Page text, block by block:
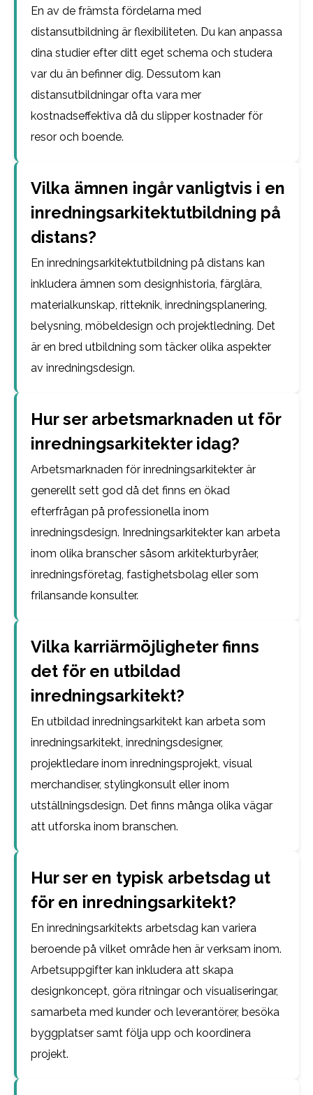
En av de främsta fördelarna med
distansutbildning är flexibiliteten. Du kan anpassa
dina studier efter ditt eget schema och studera
var du än befinner dig. Dessutom kan
distansutbildningar ofta vara mer
kostnadseffektiva då du slipper kostnader för
resor och boende.
Vilka ämnen ingår vanligtvis i en
inredningsarkitektutbildning på
distans?
En inredningsarkitektutbildning på distans kan
inkludera ämnen som designhistoria, färglära,
materialkunskap, ritteknik, inredningsplanering,
belysning, möbeldesign och projektledning. Det
är en bred utbildning som täcker olika aspekter
av inredningsdesign.
Hur ser arbetsmarknaden ut för
inredningsarkitekter idag?
Arbetsmarknaden för inredningsarkitekter är
generellt sett god då det finns en ökad
efterfrågan på professionella inom
inredningsdesign. Inredningsarkitekter kan arbeta
inom olika branscher såsom arkitekturbyråer,
inredningsföretag, fastighetsbolag eller som
frilansande konsulter.
Vilka karriärmöjligheter finns
det för en utbildad
inredningsarkitekt?
En utbildad inredningsarkitekt kan arbeta som
inredningsarkitekt, inredningsdesigner,
projektledare inom inredningsprojekt, visual
merchandiser, stylingkonsult eller inom
utställningsdesign. Det finns många olika vägar
att utforska inom branschen.
Hur ser en typisk arbetsdag ut
för en inredningsarkitekt?
En inredningsarkitekts arbetsdag kan variera
beroende på vilket område hen är verksam inom.
Arbetsuppgifter kan inkludera att skapa
designkoncept, göra ritningar och visualiseringar,
samarbeta med kunder och leverantörer, besöka
byggplatser samt följa upp och koordinera
projekt.